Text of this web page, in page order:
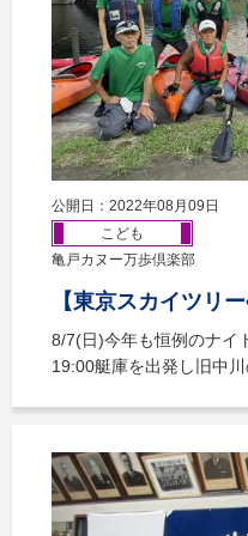
公開日：2022年08月09日
こども
亀戸カヌー万歩倶楽部
【東京スカイツリ
8/7(日)今年も恒例のナイ
19:00艇庫を出発し旧中川